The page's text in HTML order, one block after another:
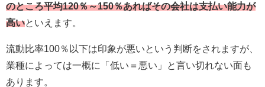
のところ平均120％～150％あればその会社は支払い能力が
高いといえます。
流動比率100％以下は印象が悪いという判断をされますが、
業種によっては一概に「低い＝悪い」と言い切れない面も
あります。